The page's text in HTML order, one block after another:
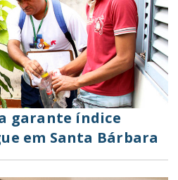
garante índice
em Santa Bárbara